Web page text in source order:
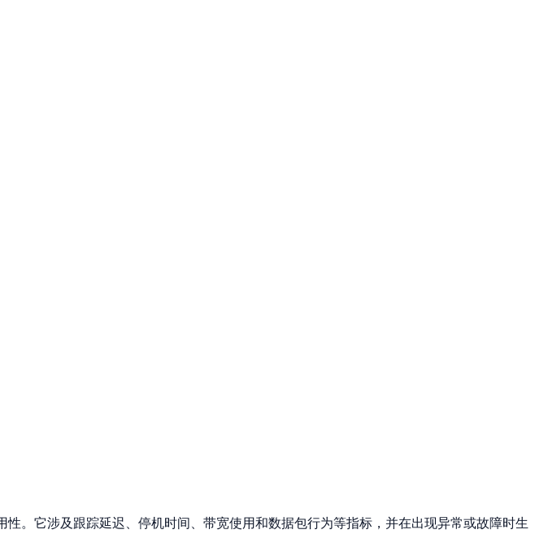
。它涉及跟踪延迟、停机时间、带宽使用和数据包行为等指标，并在出现异常或故障时生